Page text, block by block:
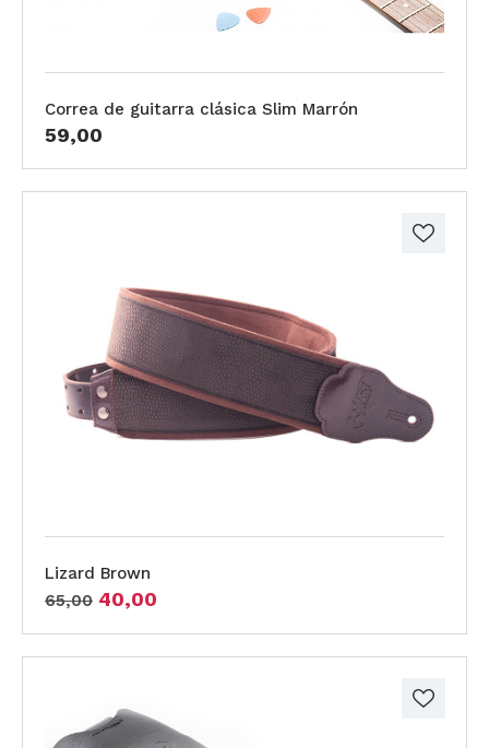
Correa de guitarra clásica Slim Marrón
59,00
Lizard Brown
65,00 40,00